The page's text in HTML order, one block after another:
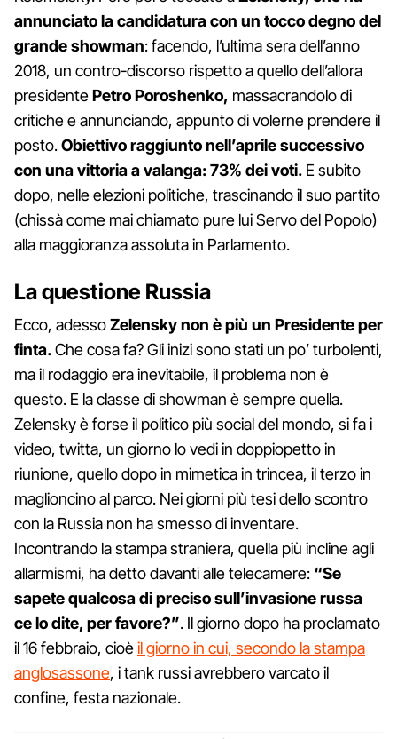
annunciato la candidatura con un tocco degno del
grande showman: facendo, l’ultima sera dell’anno
2018, un contro-discorso rispetto a quello dell’allora
presidentePetro Poroshenko, massacrandolo di
critiche e annunciando, appunto di volerne prendere il
posto.Obiettivo raggiunto nell’aprile successivo
con una vittoria a valanga: 73% dei voti. E subito
dopo, nelle elezioni politiche, trascinando il suo partito
(chissà come mai chiamato pure lui Servo del Popolo)
alla maggioranza assoluta in Parlamento.
La questione Russia
Ecco, adessoZelensky non è più un Presidente per
finta.Che cosa fa? Gli inizi sono stati un po’ turbolenti,
ma il rodaggio era inevitabile, il problema non è
questo. E la classe di showman è sempre quella.
Zelensky è forse il politico più social del mondo, si fa i
video, twitta, un giorno lo vedi in doppiopetto in
riunione, quello dopo in mimetica in trincea, il terzo in
maglioncino al parco. Nei giorni più tesi dello scontro
con la Russia non ha smesso di inventare.
Incontrando la stampa straniera, quella più incline agli
allarmismi, ha detto davanti alle telecamere: “Se
sapete qualcosa di preciso sull’invasione russa
ce lo dite, per favore?”. Il giorno dopo ha proclamato
il 16 febbraio, cioèil giorno in cui, secondo la stampa
anglosassone, i tank russi avrebbero varcato il
confine, festa nazionale.